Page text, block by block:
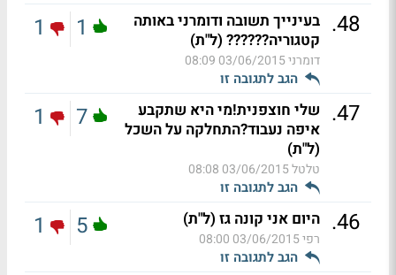
48
. בעינייך תשובה ודומרני באותה
קטגוריה?????? (ל"ת)
דומרני03/06/2015 08:09
הגב לתגובה זו
1
1
47
. שלי חוצפנית!מי היא שתקבע
איפה נעבוד?התחלקה על השכל
(ל"ת)
טלטל03/06/2015 08:08
הגב לתגובה זו
7
1
46
. היום אני קונה גז (ל"ת)
רפי03/06/2015 08:00
הגב לתגובה זו
5
1